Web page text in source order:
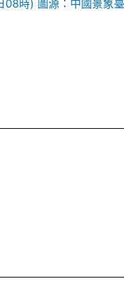
08時) 圖源：中國景象